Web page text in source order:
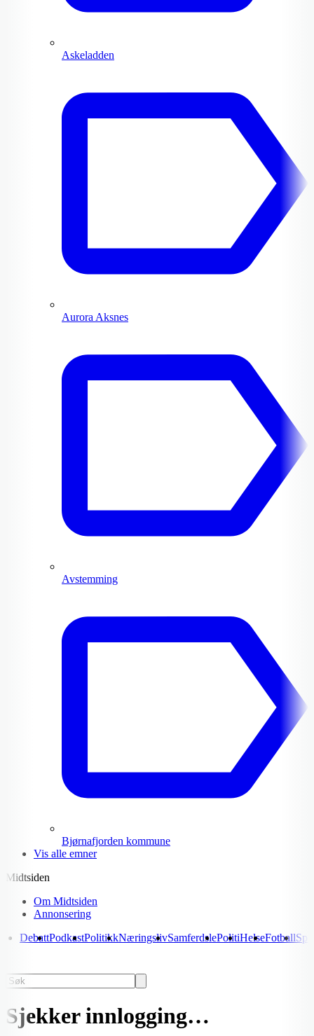
Askeladden
Aurora Aksnes
Avstemming
Bjørnafjorden kommune
Vis alle emner
Midtsiden
Om Midtsiden
Annonsering
DebattPodkastPolitikkNæringslivSamferdslePolitiHelseFotball
Sjekker innlogging…